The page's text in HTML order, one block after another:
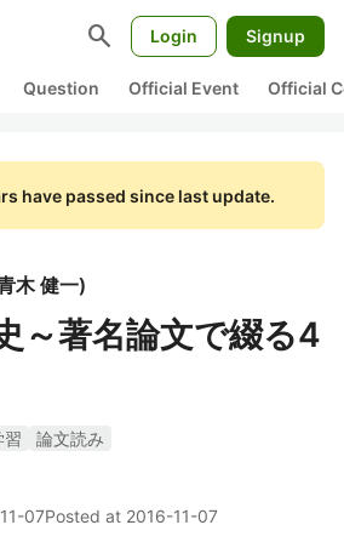
search Login Signup
Question Official Event Official
have passed since last update.
木 健一)
～著名論文で綴る4
習
論文読み
07Posted at 2016-11-07